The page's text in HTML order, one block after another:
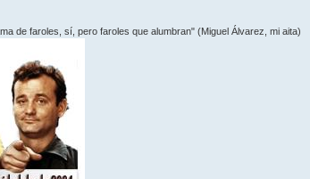
de faroles, sí­, pero faroles que alumbran" (Miguel Álvarez, mi aita)